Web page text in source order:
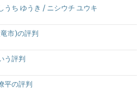
ち ゆうき / ニシウチ ユウキ
市)の評判
う評判
平の評判